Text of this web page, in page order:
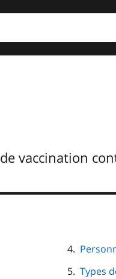
vaccination
Types